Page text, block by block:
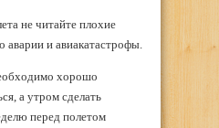
не читайте плохие
аварии и авиакатастрофы.
хорошо
а утром сделать
перед полетом